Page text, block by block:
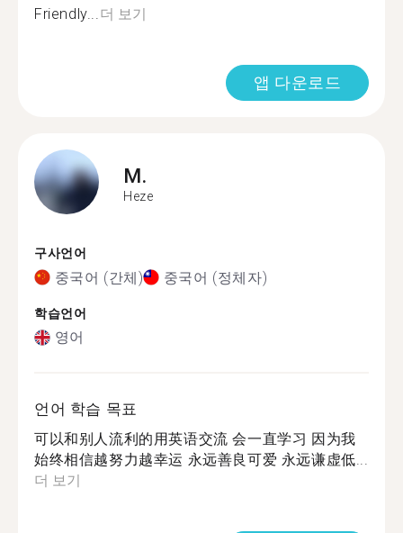
Friendly...더 보기
앱 다운로드
M.
Heze
구사언어
중국어 (간체) 중국어 (정체자)
학습언어
영어
언어 학습 목표
可以和别人流利的用英语交流 会一直学习 因为我
始终相信越努力越幸运 永远善良可爱 永远谦虚低...
더 보기